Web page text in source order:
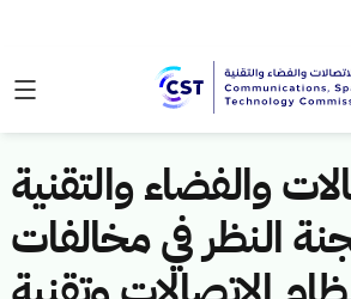
والفضاء والتقنية
النظر في مخالفات